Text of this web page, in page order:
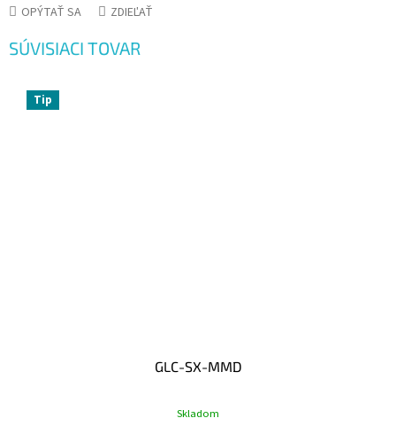
OPÝTAŤ SA ZDIEĽAŤ
SÚVISIACI TOVAR
Tip
GLC-SX-MMD
Skladom